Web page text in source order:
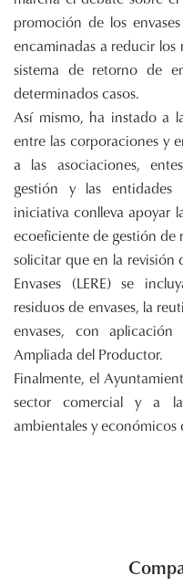
promoción de los
encaminadas a reducir los
sistema de retorno de
determinados casos.
Así mismo, ha instado a
entre las corporaciones y
a las asociaciones,
gestión y las entidades
iniciativa conlleva apoyar
ecoeficiente de gestión de
solicitar que en la revisión
Envases (LERE) se
residuos de envases, la
envases, con
Ampliada del Productor.
Finalmente, el
sector comercial y a
ambientales y económicos